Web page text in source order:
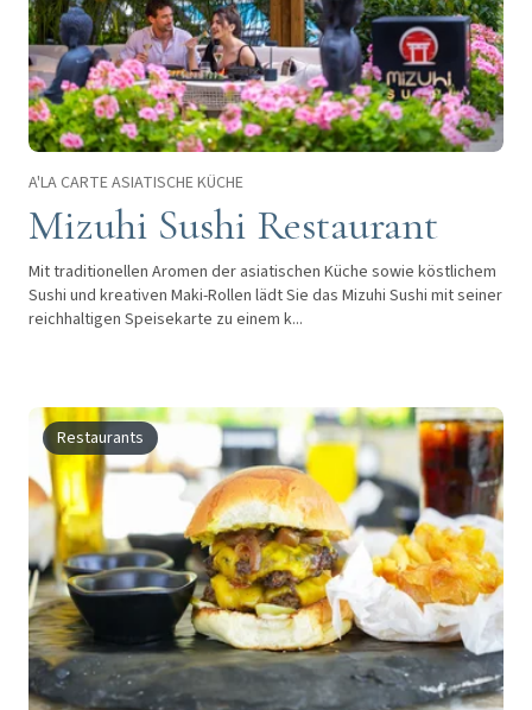
A'LA CARTE ASIATISCHE KÜCHE
Mizuhi Sushi Restaurant
Mit traditionellen Aromen der asiatischen Küche sowie köstlichem
Sushi und kreativen Maki-Rollen lädt Sie das Mizuhi Sushi mit seiner
reichhaltigen Speisekarte zu einem k...
Restaurants